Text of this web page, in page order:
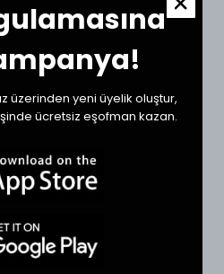
Beden Seçimi:
seçimi modellere göre
de doğru bir seçim için
bir ürünün ölçülerini alıp sipariş
olabilir.
(cm)
58
59
60
üzerinden yeni üyelik oluştur,
ücretsiz eşofman kazan.